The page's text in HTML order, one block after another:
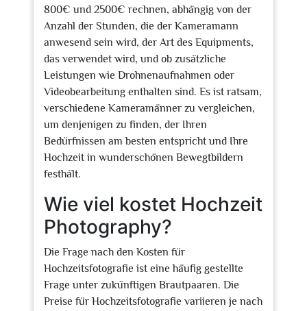
800€ und 2500€ rechnen, abhängig von der
Anzahl der Stunden, die der Kameramann
anwesend sein wird, der Art des Equipments,
das verwendet wird, und ob zusätzliche
Leistungen wie Drohnenaufnahmen oder
Videobearbeitung enthalten sind. Es ist ratsam,
verschiedene Kameramänner zu vergleichen,
um denjenigen zu finden, der Ihren
Bedürfnissen am besten entspricht und Ihre
Hochzeit in wunderschönen Bewegtbildern
festhält.
Wie viel kostet Hochzeit
Photography?
Die Frage nach den Kosten für
Hochzeitsfotografie ist eine häufig gestellte
Frage unter zukünftigen Brautpaaren. Die
Preise für Hochzeitsfotografie variieren je nach